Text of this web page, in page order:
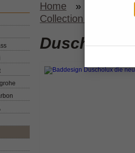
Home »
Collection 3
Duscholux